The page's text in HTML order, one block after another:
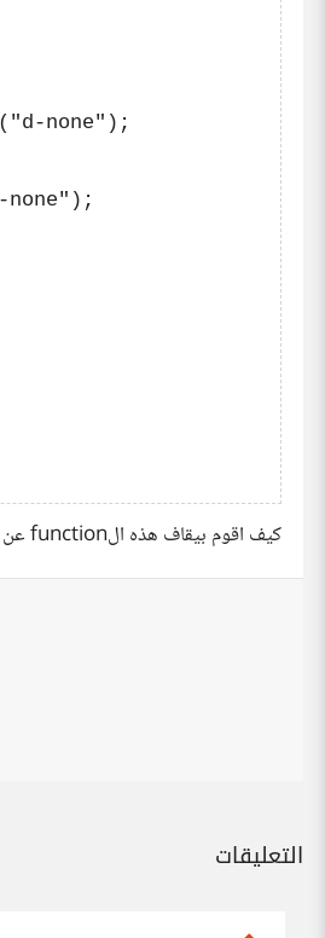
none");
كيف اقوم بيقاف هذه الfunction عن العمل اذا تحقق شرط معين.
التعليقات